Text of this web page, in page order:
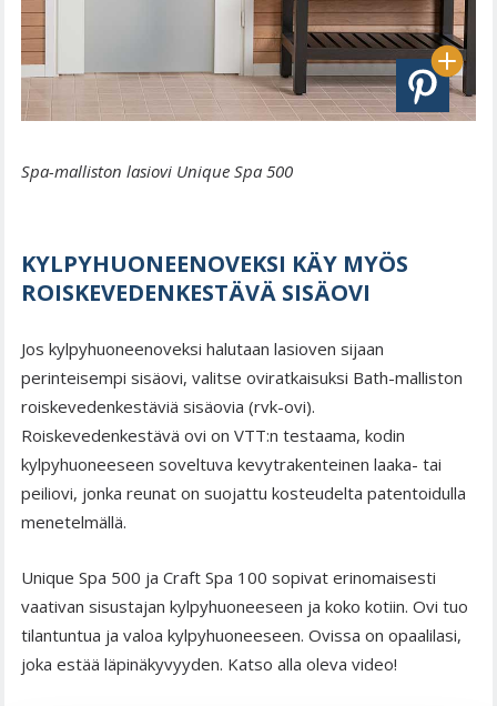
Spa-malliston lasiovi Unique Spa 500
KYLPYHUONEENOVEKSI KÄY MYÖS
ROISKEVEDENKESTÄVÄ SISÄOVI
Jos kylpyhuoneenoveksi halutaan lasioven sijaan
perinteisempi sisäovi, valitse oviratkaisuksi Bath-malliston
roiskevedenkestäviä sisäovia (rvk-ovi).
Roiskevedenkestävä ovi on VTT:n testaama, kodin
kylpyhuoneeseen soveltuva kevytrakenteinen laaka- tai
peiliovi, jonka reunat on suojattu kosteudelta patentoidulla
menetelmällä.
Unique Spa 500 ja Craft Spa 100 sopivat erinomaisesti
vaativan sisustajan kylpyhuoneeseen ja koko kotiin. Ovi tuo
tilantuntua ja valoa kylpyhuoneeseen. Ovissa on opaalilasi,
joka estää läpinäkyvyyden. Katso alla oleva video!